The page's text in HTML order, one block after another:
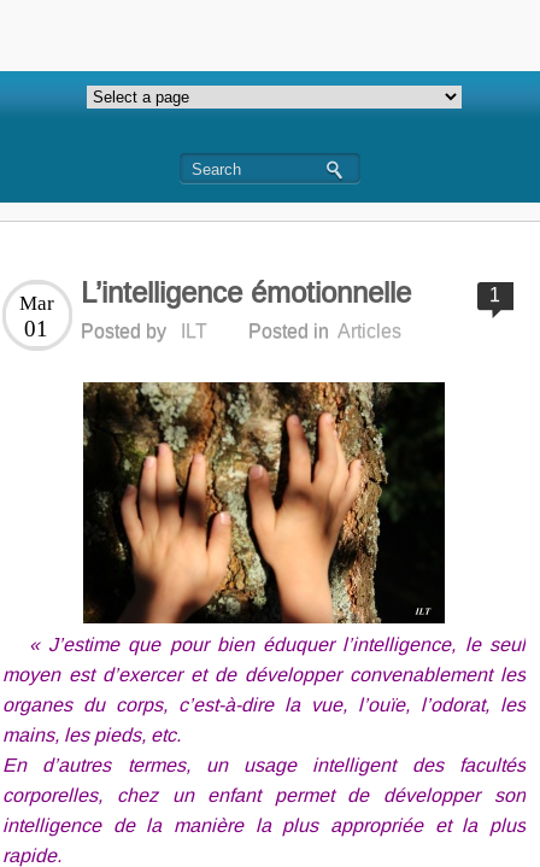
L’intelligence émotionnelle
Mar
01 Posted by ILT Posted in Articles
1
« J’estime que pour bien éduquer l’intelligence, le seul
moyen est d’exercer et de développer convenablement les
organes du corps, c’est-à-dire la vue, l’ouïe, l’odorat, les
mains, les pieds, etc.
En d’autres termes, un usage intelligent des facultés
corporelles, chez un enfant permet de développer son
intelligence de la manière la plus appropriée et la plus
rapide.